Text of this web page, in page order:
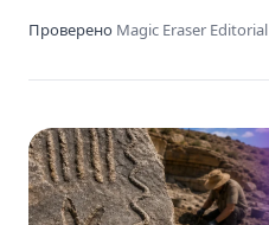
Проверено Magic Eraser Editorial